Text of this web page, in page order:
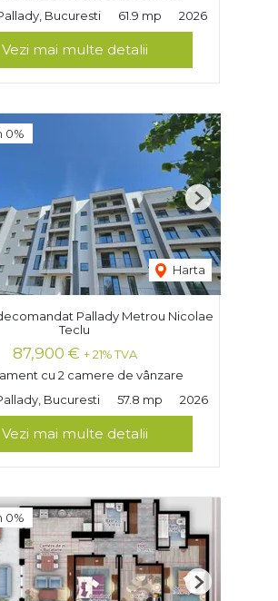
Bucuresti
61.9 mp 2026
Vezi mai multe detalii
0%
Harta
Next
Pallady Metrou Nicolae
Teclu
87,900 € + 21% TVA
cu 2 camere de vânzare
Bucuresti
57.8 mp 2026
Vezi mai multe detalii
0%
Next